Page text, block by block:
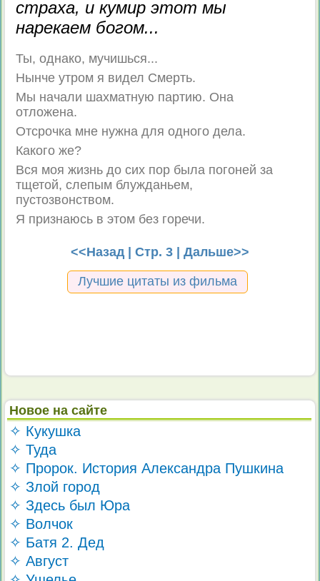
страха, и кумир этот мы
нарекаем богом...
Ты, однако, мучишься...
Нынче утром я видел Смерть.
Мы начали шахматную партию. Она
отложена.
Отсрочка мне нужна для одного дела.
Какого же?
Вся моя жизнь до сих пор была погоней за
тщетой, слепым блужданьем,
пустозвонством.
Я признаюсь в этом без горечи.
<<Назад | Стр. 3 | Дальше>>
Лучшие цитаты из фильма
Новое на сайте
✧ Кукушка
✧ Туда
✧ Пророк. История Александра Пушкина
✧ Злой город
✧ Здесь был Юра
✧ Волчок
✧ Батя 2. Дед
✧ Август